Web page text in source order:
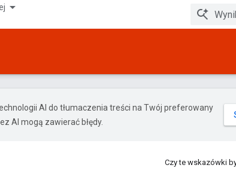
AI do tłumaczenia treści na Twój preferowany
AI mogą zawierać błędy.
Czy te wskazówki